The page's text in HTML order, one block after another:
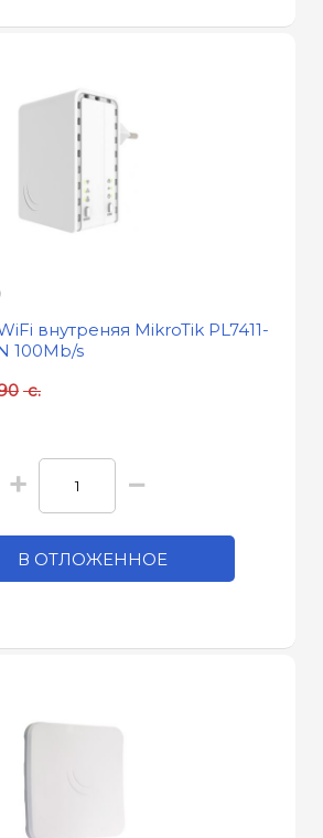
внутреняя MikroTik PL7411-
100Mb/s
c.
+ −
В ОТЛОЖЕННОЕ